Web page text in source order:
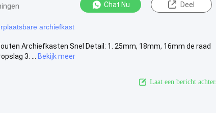
Chat Nu Deel
archiefkast
Archiefkasten Snel Detail: 1. 25mm, 18mm, 16mm de raad
3. ...
Bekijk meer
Laat een bericht achter.